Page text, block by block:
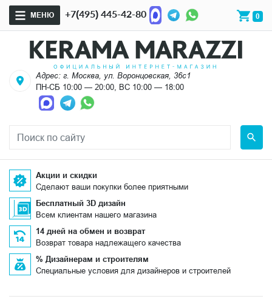
МЕНЮ +7(495) 445-42-80 0
Адрес: г. Москва, ул. Воронцовская, 36с1
ПН-СБ 10:00 — 20:00, ВС 10:00 — 18:00
Акции и скидки
Сделают ваши покупки более приятными
Бесплатный 3D дизайн
Всем клиентам нашего магазина
14 дней на обмен и возврат
Возврат товара надлежащего качества
% Дизайнерам и строителям
Специальные условия для дизайнеров и строителей